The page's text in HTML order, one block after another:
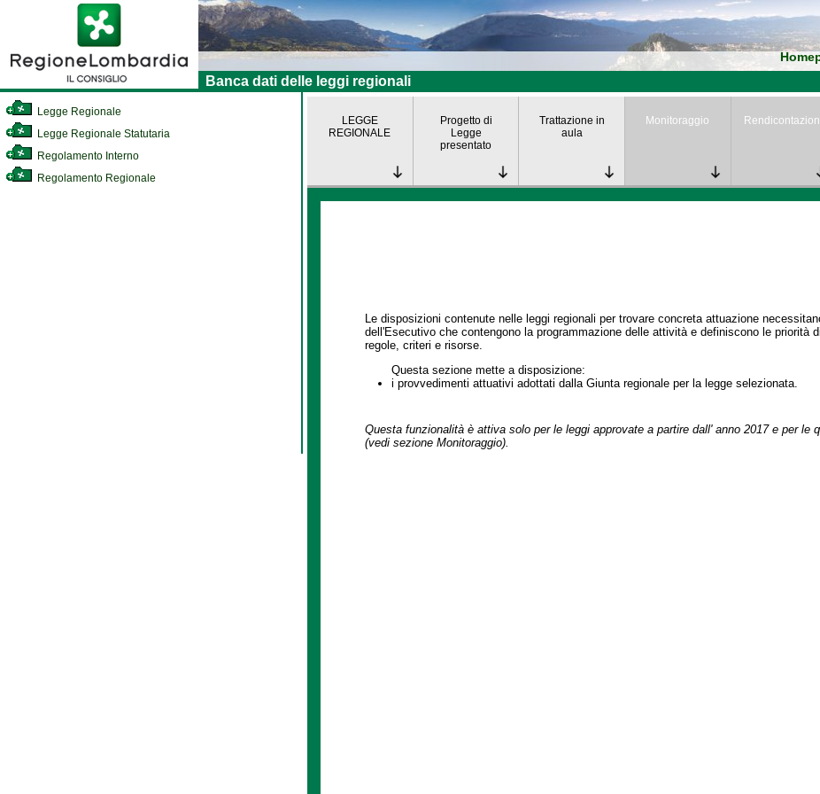
Banca dati delle leggi regionali
Legge Regionale
Legge Regionale Statutaria
Regolamento Interno
Regolamento Regionale
LEGGE
REGIONALE
Progetto di
Legge
presentato
Trattazione in
aula
Monitoraggio
Le disposizioni contenute nelle leggi regionali per trovare concreta attuazione
dell'Esecutivo che contengono la programmazione delle attività e definiscono le priorità
regole, criteri e risorse.
Questa sezione mette a disposizione:
i provvedimenti attuativi adottati dalla Giunta regionale per la legge selezionata.
Questa funzionalità è attiva solo per le leggi approvate a partire dall' anno 2017 e per le
(vedi sezione Monitoraggio).